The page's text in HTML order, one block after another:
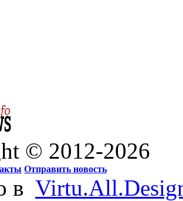
© 2012-2026
Отправить новость
в